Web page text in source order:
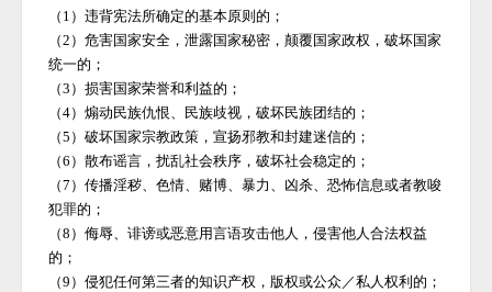
（ 1）违背宪法所确定的基本原则的；
（2）危害国家安全，泄露国家秘密，颠覆国家政权，破坏国家
统一的；
（3）损害国家荣誉和利益的；
（4）煽动民族仇恨、民族歧视，破坏民族团结的；
（5）破坏国家宗教政策，宣扬邪教和封建迷信的；
（6）散布谣言，扰乱社会秩序，破坏社会稳定的；
（7）传播淫秽、色情、赌博、暴力、凶杀、恐怖信息或者教唆
犯罪的；
（8）侮辱、诽谤或恶意用言语攻击他人，侵害他人合法权益
的；
（9）侵犯任何第三者的知识产权，版权或公众／私人权利的；